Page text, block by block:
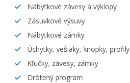
Nábytkové závesy a výklopy
Zásuvkové výsuvy
Nábytkové zámky
Úchytky, vešiaky, knopky, profily
Kľučky, závesy, zámky
Drôtený program